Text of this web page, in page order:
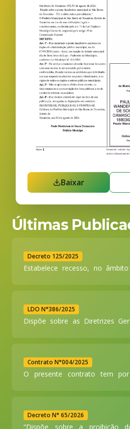
Baixar
Últimas
Decreto 125/2025
Estabelece recesso, no
LDO N°386/2025
Dispõe sobre as Diretrizes
Contrato N°004/2025
O presente contrato tem
JUNTO AO TRANSFEREGOV,
captação de recurso via
Decreto N° 65/2026
“Dispõe sobre a proibição